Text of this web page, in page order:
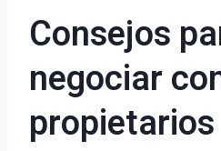
Consejos
negociar
propietarios